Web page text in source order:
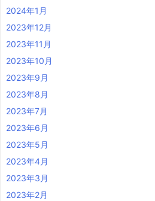
2024年1月
2023年12月
2023年11月
2023年10月
2023年9月
2023年8月
2023年7月
2023年6月
2023年5月
2023年4月
2023年3月
2023年2月